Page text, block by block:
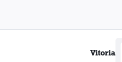
Vitoria